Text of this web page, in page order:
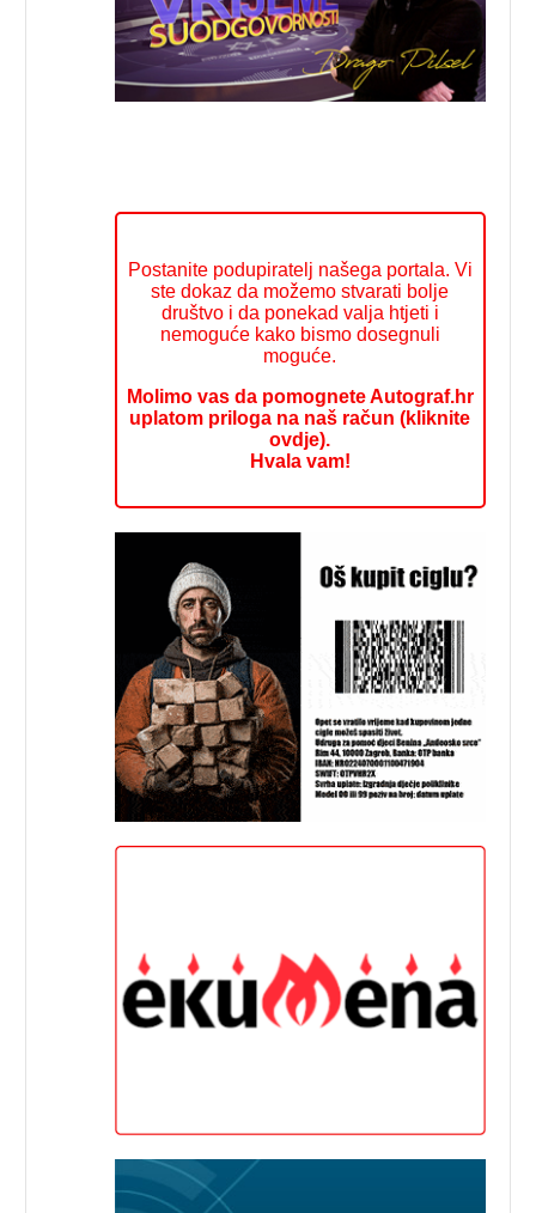
Postanite podupiratelj našega portala. Vi
ste dokaz da možemo stvarati bolje
društvo i da ponekad valja htjeti i
nemoguće kako bismo dosegnuli
moguće.
Molimo vas da pomognete Autograf.hr
uplatom priloga na naš račun (kliknite
ovdje).
Hvala vam!